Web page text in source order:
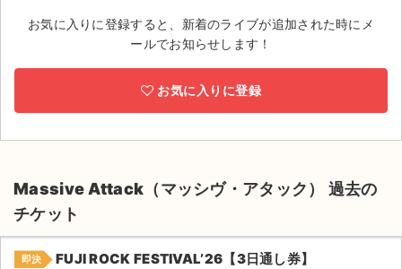
ライブ・コンサート（海外）
ご利用ガイド
ご利用ガイド
手数料・お支払い方法
お気に入りに登録すると、新着のライブが追加された時にメ
ールでお知らせします！
お気に入りに登録
Massive Attack（マッシヴ・アタック） 過去の
チケット
即決 FUJI ROCK FESTIVAL’26【3日通し券】